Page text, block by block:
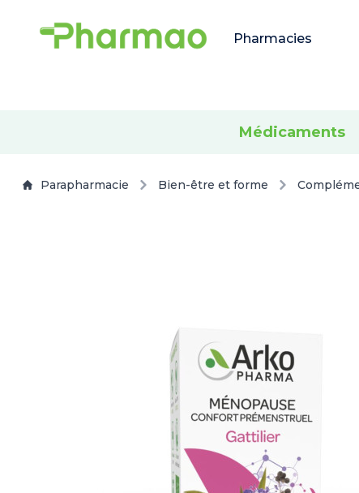
Pharmacies
Médicaments
Parapharmacie Bien-être et forme